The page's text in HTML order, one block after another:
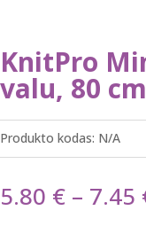
KnitPro
valu, 80 cm
Produkto kodas: N/A
5.80 € – 7.45